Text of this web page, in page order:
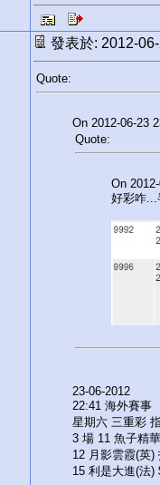
發表於: 2012-
Quote:
On 2012-06-23
Quote:
On
好彩咋...
23-06-2012
22:41 海外賽事
星期六 三重彩
3 場 11 魚子精
12 月影雲霞(英)
15 利是大進(法)